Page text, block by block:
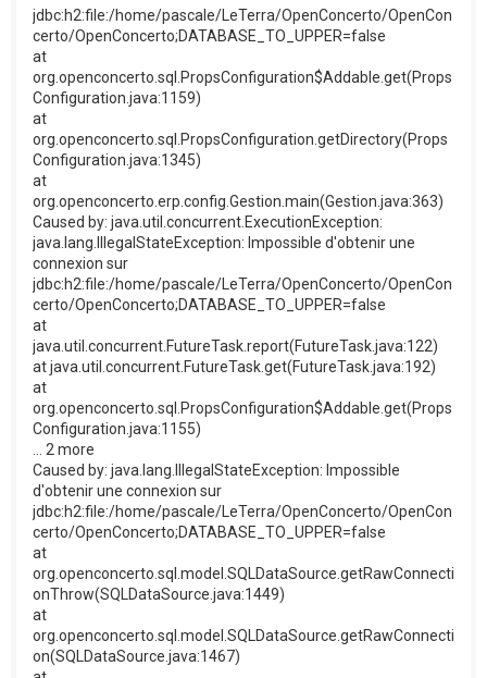
jdbc:h2:file:/home/pascale/LeTerra/OpenConcerto/OpenCon
certo/OpenConcerto;DATABASE_TO_UPPER=false
at
org.openconcerto.sql.PropsConfiguration$Addable.get(Props
Configuration.java:1159)
at
org.openconcerto.sql.PropsConfiguration.getDirectory(Props
Configuration.java:1345)
at
org.openconcerto.erp.config.Gestion.main(Gestion.java:363)
Caused by: java.util.concurrent.ExecutionException:
java.lang.IllegalStateException: Impossible d'obtenir une
connexion sur
jdbc:h2:file:/home/pascale/LeTerra/OpenConcerto/OpenCon
certo/OpenConcerto;DATABASE_TO_UPPER=false
at
java.util.concurrent.FutureTask.report(FutureTask.java:122)
at java.util.concurrent.FutureTask.get(FutureTask.java:192)
at
org.openconcerto.sql.PropsConfiguration$Addable.get(Props
Configuration.java:1155)
... 2 more
Caused by: java.lang.IllegalStateException: Impossible
d'obtenir une connexion sur
jdbc:h2:file:/home/pascale/LeTerra/OpenConcerto/OpenCon
certo/OpenConcerto;DATABASE_TO_UPPER=false
at
org.openconcerto.sql.model.SQLDataSource.getRawConnecti
onThrow(SQLDataSource.java:1449)
at
org.openconcerto.sql.model.SQLDataSource.getRawConnecti
on(SQLDataSource.java:1467)